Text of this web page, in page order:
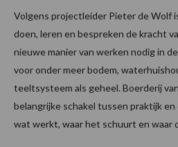
Volgens projectleider Pieter de Wolf
doen, leren en bespreken de kracht
nieuwe manier van werken nodig in
voor onder meer bodem,
teeltsysteem als geheel. Boerderij
belangrijke schakel tussen praktijk
wat werkt, waar het schuurt en waar